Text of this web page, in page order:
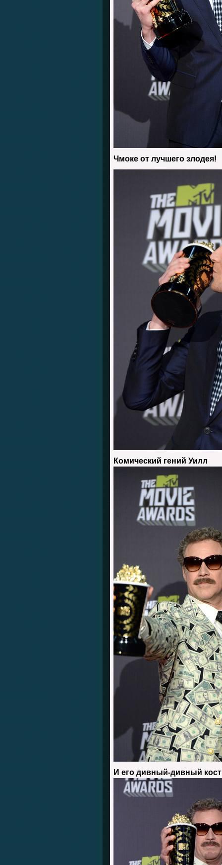
Чмоке от лучшего злодея!
Комический гений Уилл
И его дивный-дивный